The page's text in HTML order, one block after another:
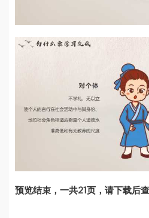
预览结束，一共21页，请下载后